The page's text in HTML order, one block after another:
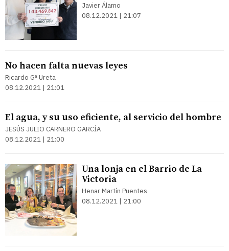
Javier Álamo
08.12.2021 | 21:07
No hacen falta nuevas leyes
Ricardo Gª Ureta
08.12.2021 | 21:01
El agua, y su uso eficiente, al servicio del hombre
JESÚS JULIO CARNERO GARCÍA
08.12.2021 | 21:00
Una lonja en el Barrio de La
Victoria
Henar Martín Puentes
08.12.2021 | 21:00